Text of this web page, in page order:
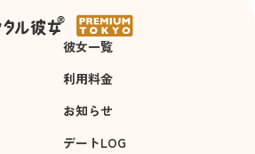
彼女一覧
利用料金
お知らせ
デートLOG